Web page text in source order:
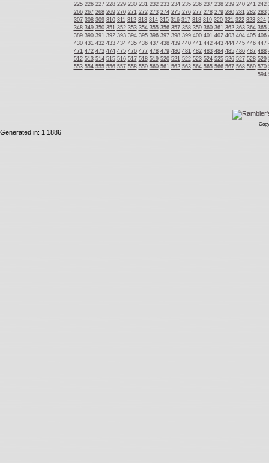
225 226 227 228 229 230 231 232 233 234 235 236 237 238 239 240 241 242
266 267 268 269 270 271 272 273 274 275 276 277 278 279 280 281 282 283
307 308 309 310 311 312 313 314 315 316 317 318 319 320 321 322 323 324
348 349 350 351 352 353 354 355 356 357 358 359 360 361 362 363 364 365
389 390 391 392 393 394 395 396 397 398 399 400 401 402 403 404 405 406
430 431 432 433 434 435 436 437 438 439 440 441 442 443 444 445 446 447
471 472 473 474 475 476 477 478 479 480 481 482 483 484 485 486 487 488
512 513 514 515 516 517 518 519 520 521 522 523 524 525 526 527 528 529
553 554 555 556 557 558 559 560 561 562 563 564 565 566 567 568 569 570
594
Generated in: 1.1886